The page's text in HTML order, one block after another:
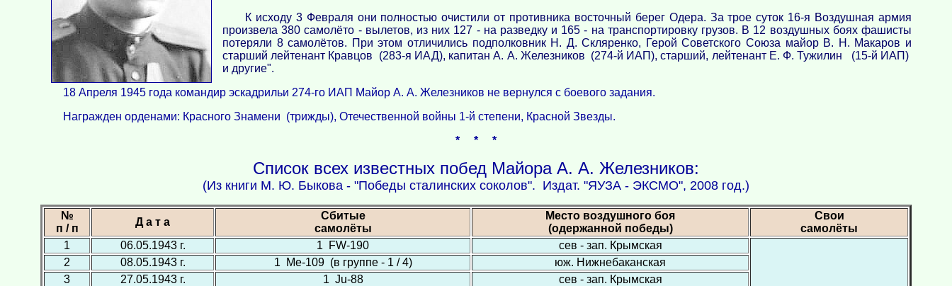
К исходу 3 Февраля они полностью очистили от противника восточный берег Одера. За трое суток 16-я Воздушная армия
произвела 380 самолёто - вылетов, из них 127 - на разведку и 165 - на транспортировку грузов. В 12 воздушных боях фашисты
потеряли 8 самолётов. При этом отличились подполковник Н. Д. Скляренко, Герой Советского Союза майор В. Н. Макаров и
старший лейтенант Кравцов (283-я ИАД), капитан А. А. Железников (274-й ИАП), старший, лейтенант Е. Ф. Тужилин (15-й ИАП)
и другие".
18 Апреля 1945 года командир эскадрильи 274-го ИАП Майор А. А. Железников не вернулся с боевого задания.
Награжден орденами: Красного Знамени (трижды), Отечественной войны 1-й степени, Красной Звезды.
* * *
Список всех известных побед Майора А. А. Железников:
(Из книги М. Ю. Быкова - "Победы сталинских соколов". Издат. "ЯУЗА - ЭКСМО", 2008 год.)
№
п / п
Д а т а
Сбитые
самолёты
Место воздушного боя
(одержанной победы)
Свои
самолёты
1
06.05.1943 г. 1 FW-190 сев - зап. Крымская
2 08.05.1943 г. 1 Ме-109 (в группе - 1 / 4)
юж. Нижнебаканская
3
27.05.1943 г. 1 Ju-88
сев - зап. Крымская